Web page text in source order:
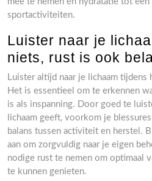
sportactiviteiten.
Luister naar je
niets, rust is ook
Luister altijd naar je lichaam
Het is essentieel om te erkennen
is als inspanning. Door goed te
lichaam geeft, voorkom je
balans tussen activiteit en herstel.
aan om zorgvuldig naar je eigen
nodige rust te nemen om optimaal
te kunnen genieten.